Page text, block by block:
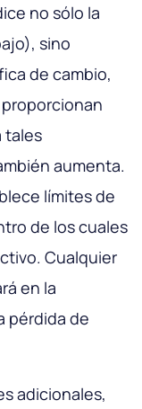
no sólo la
sino
de cambio,
tales
aumenta.
límites de
de los cuales
Cualquier
en la
pérdida de
adicionales,